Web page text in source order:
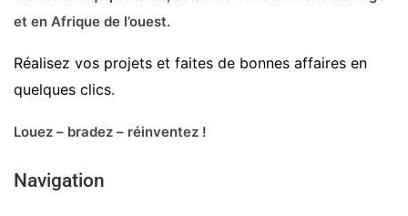
et en Afrique de l’ouest.
Réalisez vos projets et faites de bonnes affaires en
quelques clics.
Louez – bradez – réinventez !
Navigation